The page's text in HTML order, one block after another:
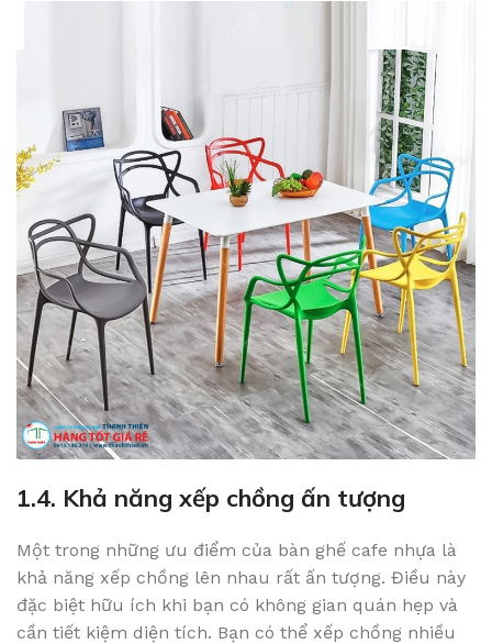
1.4. Khả năng xếp chồng ấn tượng
Một trong những ưu điểm của bàn ghế cafe nhựa là
khả năng xếp chồng lên nhau rất ấn tượng. Điều này
đặc biệt hữu ích khi bạn có không gian quán hẹp và
cần tiết kiệm diện tích. Bạn có thể xếp chồng nhiều